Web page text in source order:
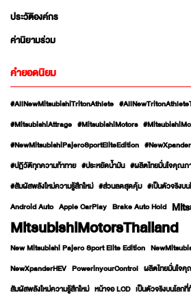
ประวัติองค์กร
ค่านิยามร่วม
คำยอดนิยม
#AllNewMitsubishiTritonAthlete
#MitsubishiAttrage #MitsubishiMotors
#NewMitsubishiPajeroSportEliteEdition
#ปฏิวัติทุกความท้าทาย #ประหยัดน้ำมัน #ผลิตไทยมั่นใจคุณ
#สัมผัสพลังใหม่ความรู้สึกใหม่ #ส่วนลดสุดคุ้ม #เป็นตัวจริงบ
Android Auto Apple CarPlay Brake Auto Hold
MitsubishiMotorsThailand
New Mitsubishi Pajero Sport Elite Edition
NewXpanderHEV PowerinyourControl ผลิตไทยมั่นใจ
สัมผัสพลังใหม่ความรู้สึกใหม่ หน้าจอ LCD เป็นตัวจริงบนโลกที่